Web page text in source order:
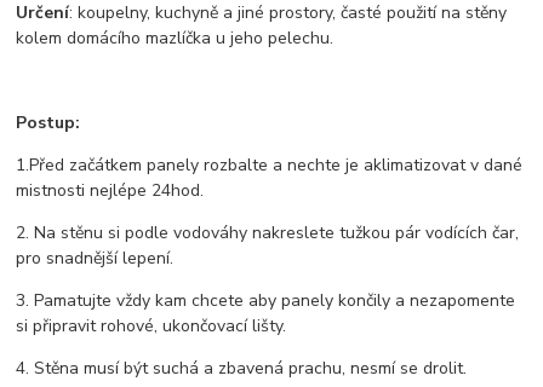
Určení: koupelny, kuchyně a jiné prostory, časté použití na stěny
kolem domácího mazlíčka u jeho pelechu.
Postup:
1.Před začátkem panely rozbalte a nechte je aklimatizovat v dané
mistnosti nejlépe 24hod.
2. Na stěnu si podle vodováhy nakreslete tužkou pár vodících čar,
pro snadnější lepení.
3. Pamatujte vždy kam chcete aby panely končily a nezapomente
si připravit rohové, ukončovací lišty.
4. Stěna musí být suchá a zbavená prachu, nesmí se drolit.